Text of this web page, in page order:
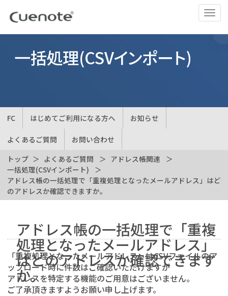
ナ
ビ
ゲ
切
一括処理(CSVインポート)
FC はじめてご利用になる方へ お知らせ
よくあるご質問
お問い合わせ
トップ
よくあるご質問
アドレス帳関連
一括処理(CSVインポート)
アドレス帳の一括処理で「重複処理となったメールアドレス」はど
のアドレスか確認できますか。
アドレス帳の一括処理で「重複
処理となったメールアドレス」
はどのアドレスか確認できます
か。
「重複処理となったメールアドレス」はCSVファイルのア
ップロード時に件数はご確認いただけますが
アドレスを特定する機能のご用意はございません。
ご了承頂きますようお願い申し上げます。